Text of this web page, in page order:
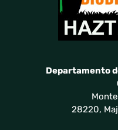
Departamento
28220,